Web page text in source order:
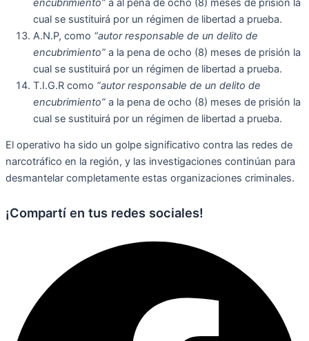
encubrimiento” a al pena de ocho (8) meses de prisión la
cual se sustituirá por un régimen de libertad a prueba.
A.N.P, como “autor responsable de un delito de
encubrimiento” a la pena de ocho (8) meses de prisión la
cual se sustituirá por un régimen de libertad a prueba.
T.I.G.R como “autor responsable de un delito de
encubrimiento” a la pena de ocho (8) meses de prisión la
cual se sustituirá por un régimen de libertad a prueba.
El operativo ha sido un golpe significativo contra las redes de
narcotráfico en la región, y las investigaciones continúan para
desmantelar completamente estas organizaciones criminales.
¡Compartí en tus redes sociales!